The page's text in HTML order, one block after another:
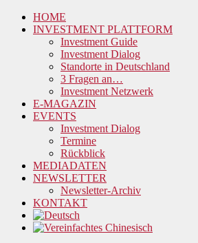
HOME
INVESTMENT PLATTFORM
Investment Guide
Investment Dialog
Standorte in Deutschland
3 Fragen an…
Investment Netzwerk
E-MAGAZIN
EVENTS
Investment Dialog
Termine
Rückblick
MEDIADATEN
NEWSLETTER
Newsletter-Archiv
KONTAKT